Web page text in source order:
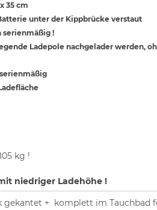
35 cm
unter der Kippbrücke verstaut
serienmäßig !
Ladepole nachgelader werden,
kg !
niedriger Ladehöhe !
gekantet + komplett im Tauchbad